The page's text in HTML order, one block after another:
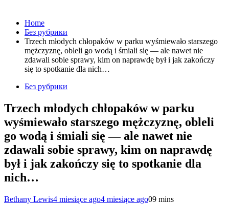
Home
Без рубрики
Trzech młodych chłopaków w parku wyśmiewało starszego
mężczyznę, obleli go wodą i śmiali się — ale nawet nie
zdawali sobie sprawy, kim on naprawdę był i jak zakończy
się to spotkanie dla nich…
Без рубрики
Trzech młodych chłopaków w parku
wyśmiewało starszego mężczyznę, obleli
go wodą i śmiali się — ale nawet nie
zdawali sobie sprawy, kim on naprawdę
był i jak zakończy się to spotkanie dla
nich…
Bethany Lewis4 miesiące ago4 miesiące ago09 mins